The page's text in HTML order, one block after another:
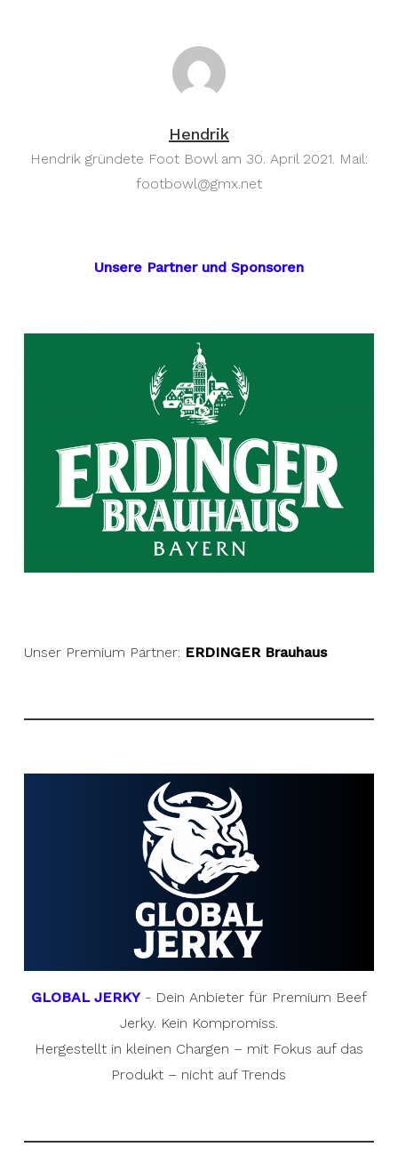
Hendrik
Hendrik gründete Foot Bowl am 30. April 2021. Mail:
footbowl@gmx.net
Unsere Partner und Sponsoren
Unser Premium Partner: ERDINGER Brauhaus
GLOBAL JERKY- Dein Anbieter für Premium Beef
Jerky. Kein Kompromiss.
Hergestellt in kleinen Chargen – mit Fokus auf das
Produkt – nicht auf Trends